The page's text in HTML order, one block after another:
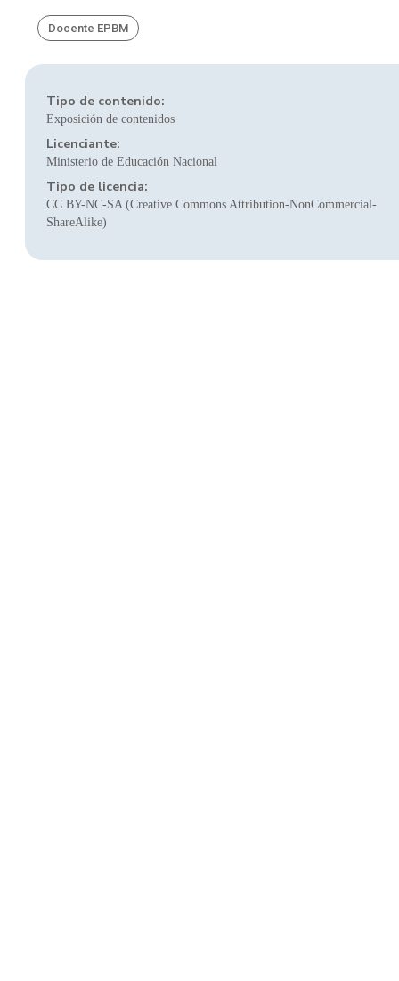
Docente EPBM
Tipo de contenido:
Exposición de contenidos
Licenciante:
Ministerio de Educación Nacional
Tipo de licencia:
CC BY-NC-SA (Creative Commons Attribution-NonCommercial-
ShareAlike)